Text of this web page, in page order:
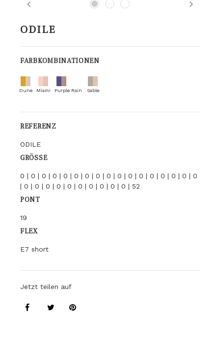
Previous Next
ODILE
FARBKOMBINATIONEN
Dune Miami Purple Rain Sable
REFERENZ
ODILE
GRÖSSE
0 | 0 | 0 | 0 | 0 | 0 | 0 | 0 | 0 | 0 | 0 | 0 | 0 | 0 | 0 | 0 | 0
| 0 | 0 | 0 | 0 | 0 | 0 | 0 | 0 | 0 | 0 | 52
PONT
19
FLEX
E7 short
Jetzt teilen auf